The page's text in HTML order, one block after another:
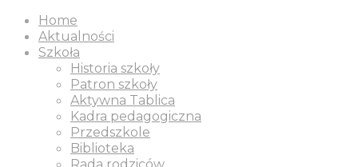
Home
Aktualności
Szkoła
Historia szkoły
Patron szkoły
Aktywna Tablica
Kadra pedagogiczna
Przedszkole
Biblioteka